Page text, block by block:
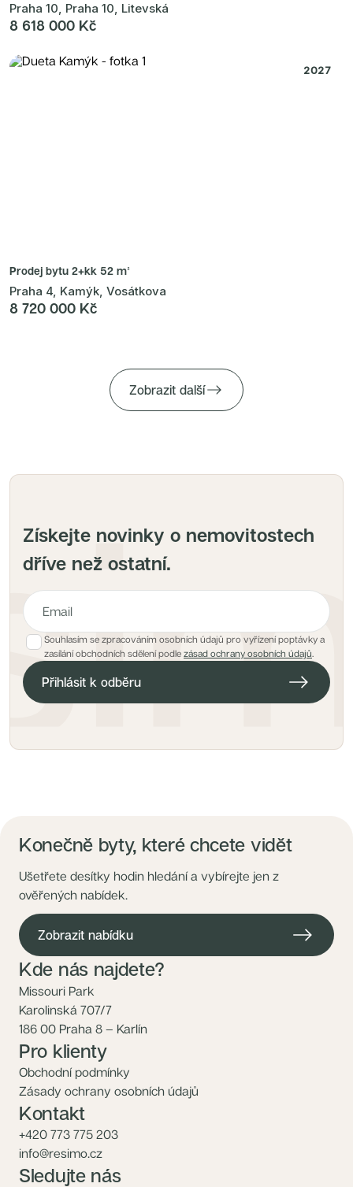
Praha 10, Praha 10, Litevská
8 618 000 Kč
2027
Prodej bytu 2+kk 52 m²
Praha 4, Kamýk, Vosátkova
8 720 000 Kč
Zobrazit další
Získejte novinky o nemovitostech
dříve než ostatní.
E-mailová adresa pro hlídacího psa
Souhlasím se zpracováním osobních údajů pro vyřízení poptávky a
zasílání obchodních sdělení podle zásad ochrany osobních údajů.
Přihlásit k odběru
Konečně byty, které chcete vidět
Ušetřete desítky hodin hledání a vybírejte jen z
ověřených nabídek.
Zobrazit nabídku
Kde nás najdete?
Missouri Park
Karolinská 707/7
186 00 Praha 8 – Karlín
Pro klienty
Obchodní podmínky
Zásady ochrany osobních údajů
Kontakt
+420 773 775 203
info@resimo.cz
Sledujte nás